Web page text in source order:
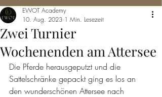
Zwei Turnier
Wochenenden am Attersee
EWOT Academy
10. Aug. 2023 1 Min. Lesezeit
Die Pferde herausgeputzt und die
Sattelschränke gepackt ging es los an
den wunderschönen Attersee nach